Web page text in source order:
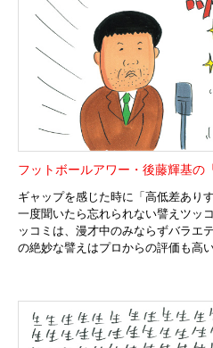
フットボールアワー・後藤輝基の
ギャップを感じた時に「高低差あり
一度聞いたら忘れられない譬えツッ
ッコミは、漫才中のみならずバラエ
の絶妙な譬えはプロからの評価も高い